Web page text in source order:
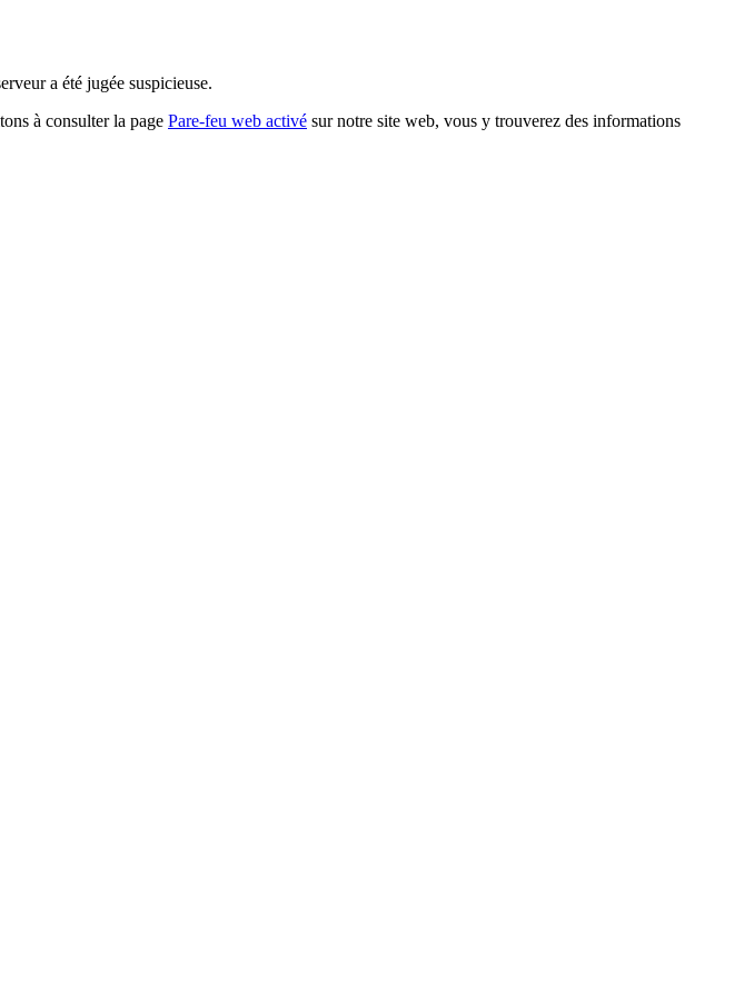
a été jugée suspicieuse.
à consulter la page Pare-feu web activé sur notre site web, vous y trouverez des informations